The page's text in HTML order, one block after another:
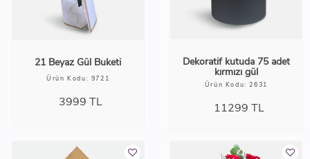
21 Beyaz Gül Buketi
Ürün Kodu: 9721
3999 TL
Dekoratif kutuda 75 adet
kırmızı gül
Ürün Kodu: 2631
11299 TL